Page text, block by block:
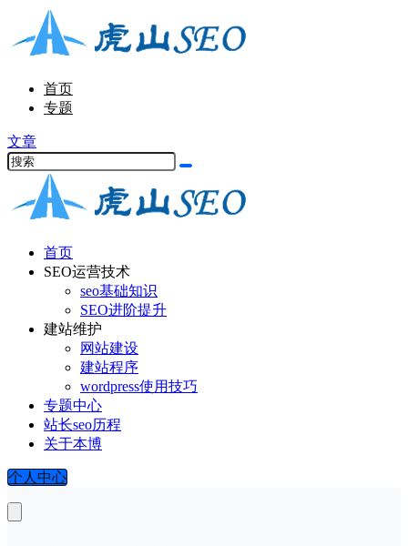
首页
专题
文章
首页
SEO运营技术
seo基础知识
SEO进阶提升
建站维护
网站建设
建站程序
wordpress使用技巧
专题中心
站长seo历程
关于本博
个人中心